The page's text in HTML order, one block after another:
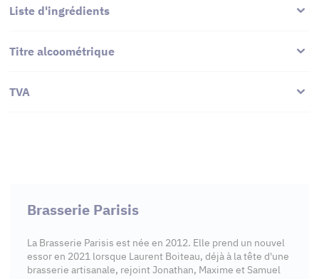
Liste d'ingrédients
Titre alcoométrique
TVA
Brasserie Parisis
La Brasserie Parisis est née en 2012. Elle prend un nouvel
essor en 2021 lorsque Laurent Boiteau, déjà à la tête d'une
brasserie artisanale, rejoint Jonathan, Maxime et Samuel